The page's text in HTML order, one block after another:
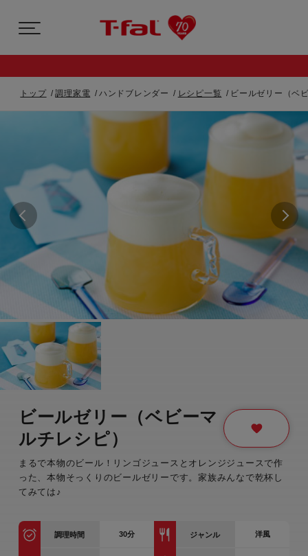
トップ 調理家電 ハンドブレンダー レシピ一覧 ビールゼリー（ベ
ビールゼリー（ベビーマ
ルチレシピ）
まるで本物のビール！リンゴジュースとオレンジジュースで作
った、本物そっくりのビールゼリーです。家族みんなで乾杯し
てみては♪
調理時間 30分 ジャンル 洋風